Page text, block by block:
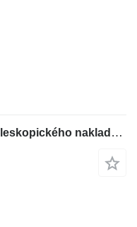
Zotrvačník JCB 331/34159 na teleskopického nakladača JCB 537LE SWAY; 537 SWAY; 535-125; 532LE; 537; 532LE SWAY; 532; 537LE; 532 SWAY; 540-170; 540-140; .550; 5508; 550; .532LE; .535-125; .532 SWAY; .532LE SWAY; .532; 550LE;